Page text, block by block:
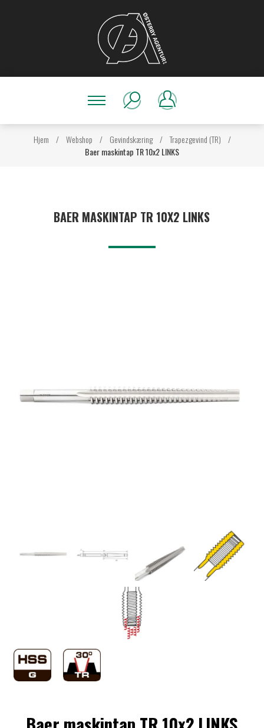
Hjem / Webshop / Gevindskæring / Trapezgevind (TR)
/
Baer maskintap TR 10x2 LINKS
BAER MASKINTAP TR 10X2 LINKS